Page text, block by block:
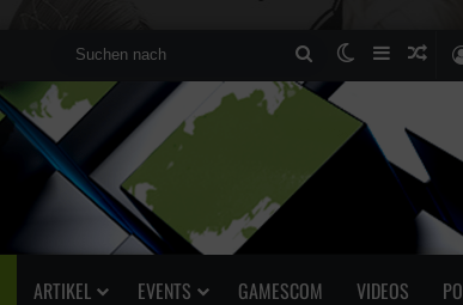
Suchen
nach
SkinSidebar
ARTIKEL EVENTS GAMESCOM VIDEOS